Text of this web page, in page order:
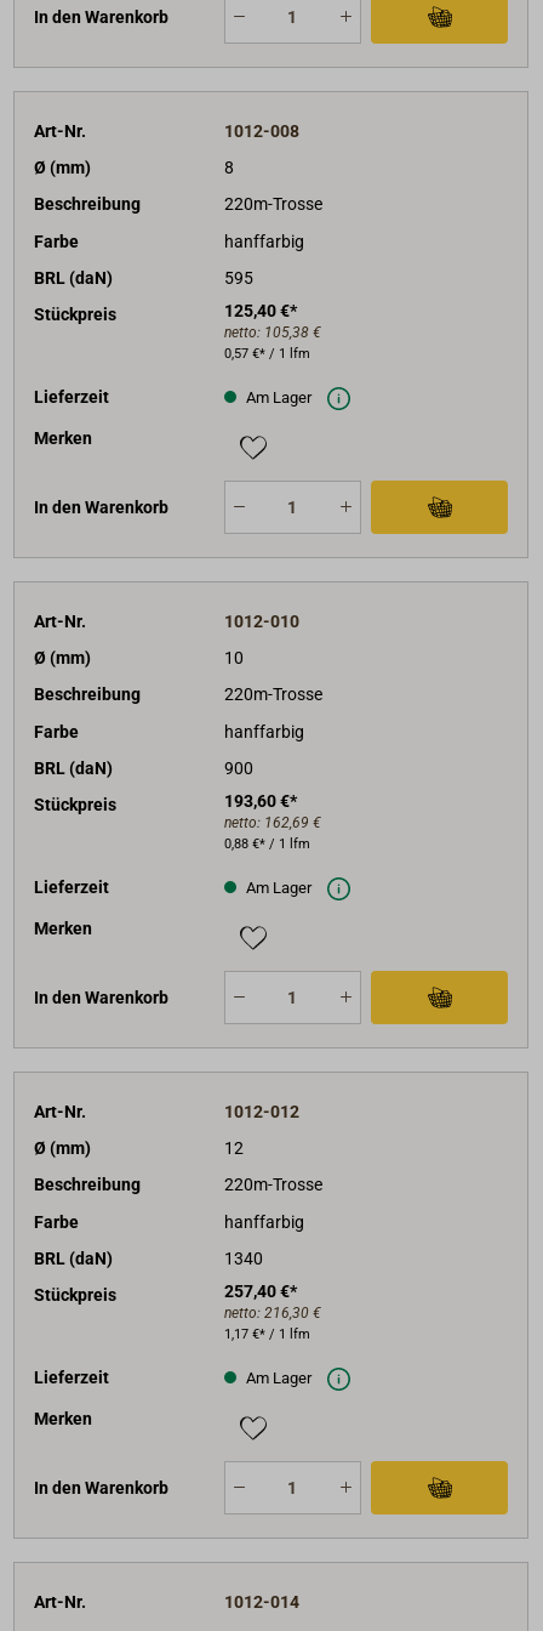
In den Warenkorb
Art-Nr.
1012-008
Ø (mm)
8
Beschreibung
220m-Trosse
Farbe
hanffarbig
BRL (daN)
595
Stückpreis
125,40 €*
netto: 105,38 €
0,57 €* / 1 lfm
Lieferzeit Am Lager
Merken
In den Warenkorb
Art-Nr.
1012-010
Ø (mm)
10
Beschreibung
220m-Trosse
Farbe
hanffarbig
BRL (daN)
900
Stückpreis
193,60 €*
netto: 162,69 €
0,88 €* / 1 lfm
Lieferzeit Am Lager
Merken
In den Warenkorb
Art-Nr.
1012-012
Ø (mm)
12
Beschreibung
220m-Trosse
Farbe
hanffarbig
BRL (daN)
1340
Stückpreis
257,40 €*
netto: 216,30 €
1,17 €* / 1 lfm
Lieferzeit Am Lager
Merken
In den Warenkorb
Art-Nr.
1012-014